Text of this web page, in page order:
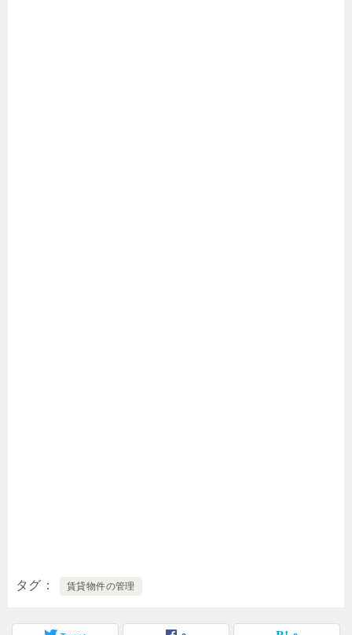
タグ 賃貸物件の管理